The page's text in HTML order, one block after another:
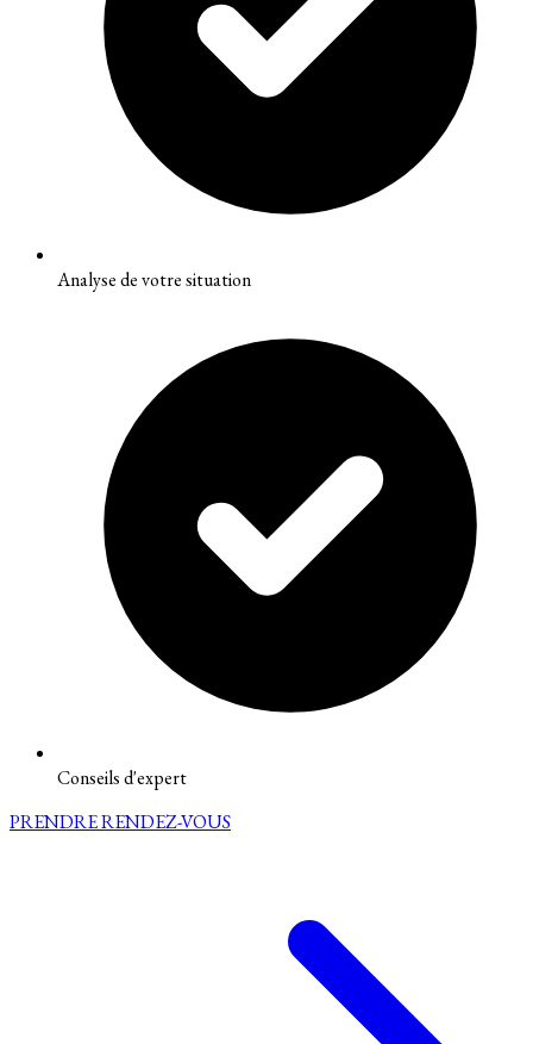
Analyse de votre situation
Conseils d'expert
PRENDRE RENDEZ-VOUS